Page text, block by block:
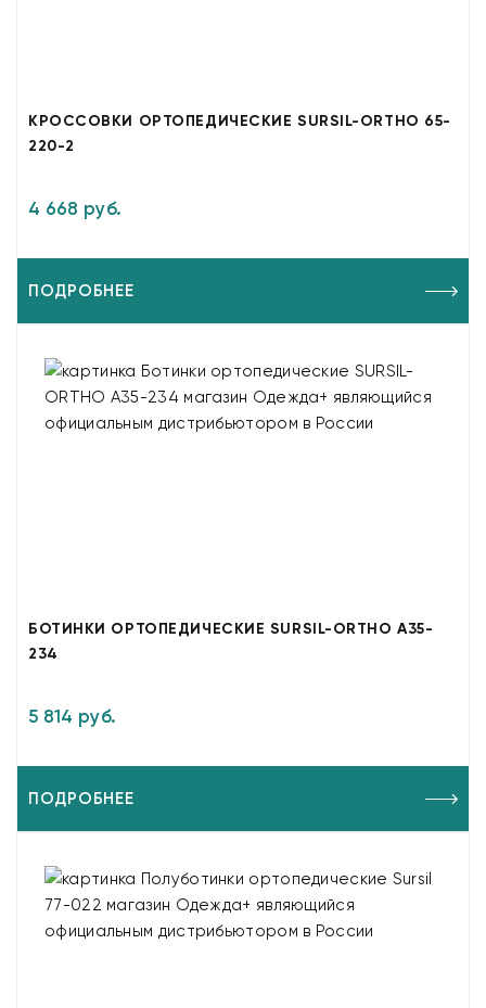
КРОССОВКИ ОРТОПЕДИЧЕСКИЕ SURSIL-ORTHO 65-
220-2
4 668 руб.
ПОДРОБНЕЕ
БОТИНКИ ОРТОПЕДИЧЕСКИЕ SURSIL-ORTHO A35-
234
5 814 руб.
ПОДРОБНЕЕ